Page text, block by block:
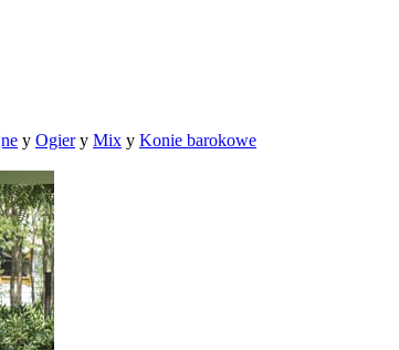
y Ogier y Mix y Konie barokowe